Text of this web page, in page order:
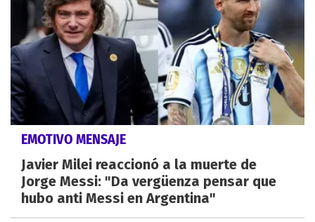
EMOTIVO MENSAJE
Javier Milei reaccionó a la muerte de
Jorge Messi: "Da vergüenza pensar que
hubo anti Messi en Argentina"